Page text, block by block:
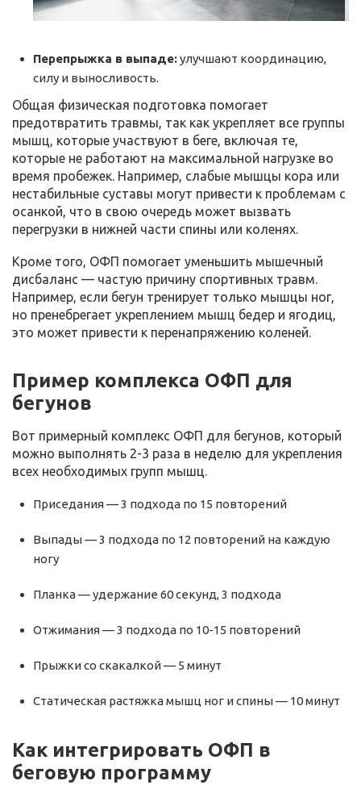
Перепрыжка в выпаде:улучшают координацию,
силу и выносливость.
Общая физическая подготовка помогает
предотвратить травмы, так как укрепляет все группы
мышц, которые участвуют в беге, включая те,
которые не работают на максимальной нагрузке во
время пробежек. Например, слабые мышцы кора или
нестабильные суставы могут привести к проблемам с
осанкой, что в свою очередь может вызвать
перегрузки в нижней части спины или коленях.
Кроме того, ОФП помогает уменьшить мышечный
дисбаланс — частую причину спортивных травм.
Например, если бегун тренирует только мышцы ног,
но пренебрегает укреплением мышц бедер и ягодиц,
это может привести к перенапряжению коленей.
Пример комплекса ОФП для
бегунов
Вот примерный комплекс ОФП для бегунов, который
можно выполнять 2-3 раза в неделю для укрепления
всех необходимых групп мышц.
Приседания — 3 подхода по 15 повторений
Выпады — 3 подхода по 12 повторений на каждую
ногу
Планка — удержание 60 секунд, 3 подхода
Отжимания — 3 подхода по 10-15 повторений
Прыжки со скакалкой — 5 минут
Статическая растяжка мышц ног и спины — 10 минут
Как интегрировать ОФП в
беговую программу